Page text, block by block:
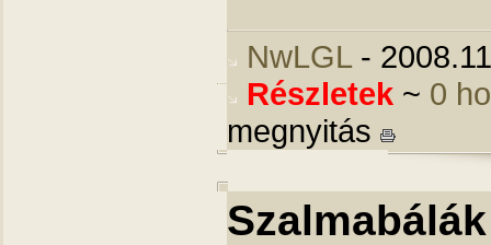
NwLGL -
Részletek ~ 0
megnyitás